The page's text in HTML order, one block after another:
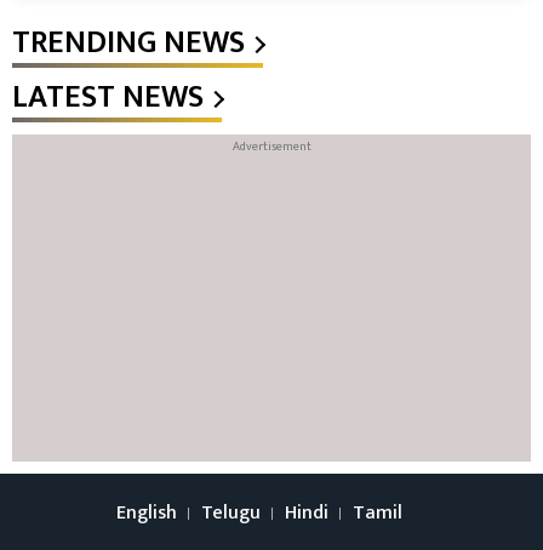
TRENDING NEWS
LATEST NEWS
English Telugu Hindi
Tamil